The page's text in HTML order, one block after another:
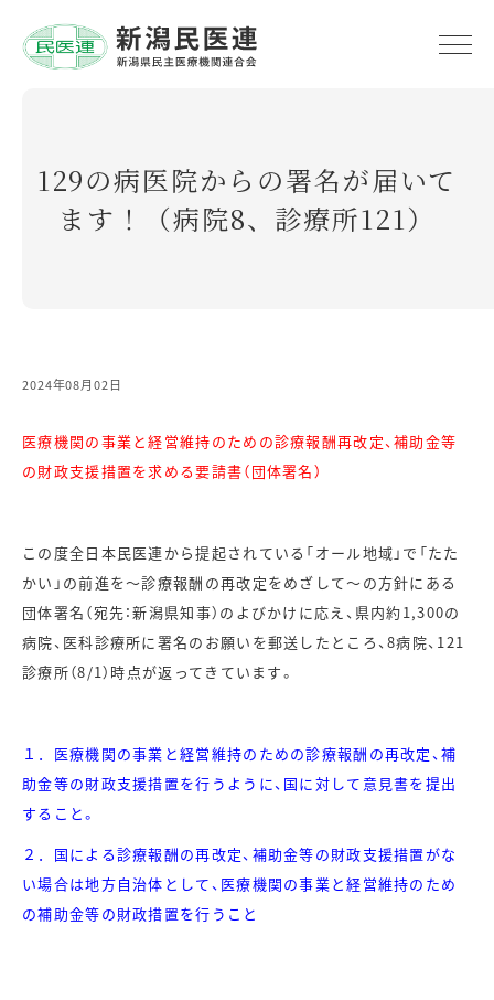
129の病医院からの署名が届いて
ます！（病院8、診療所121）
2024年08月02日
医療機関の事業と経営維持のための診療報酬再改定、補助金等
の財政支援措置を求める要請書（団体署名）
この度全日本民医連から提起されている「オール地域」で「たた
かい」の前進を～診療報酬の再改定をめざして～の方針にある
団体署名（宛先：新潟県知事）のよびかけに応え、県内約1,300の
病院、医科診療所に署名のお願いを郵送したところ、8病院、121
診療所（8/1）時点が返ってきています。
１．医療機関の事業と経営維持のための診療報酬の再改定、補
助金等の財政支援措置を行うように、国に対して意見書を提出
すること。
２．国による診療報酬の再改定、補助金等の財政支援措置がな
い場合は地方自治体として、医療機関の事業と経営維持のため
の補助金等の財政措置を行うこと